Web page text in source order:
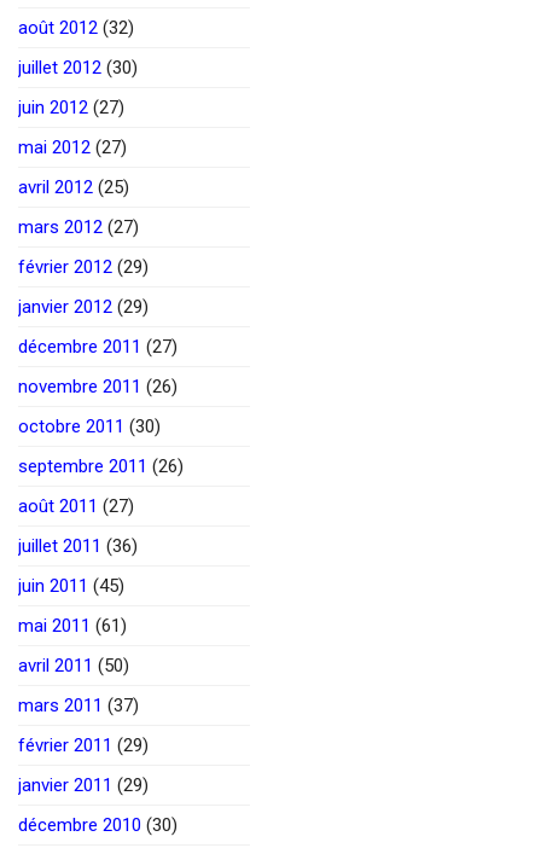
août 2012 (32)
juillet 2012 (30)
juin 2012 (27)
mai 2012 (27)
avril 2012 (25)
mars 2012 (27)
février 2012 (29)
janvier 2012 (29)
décembre 2011 (27)
novembre 2011 (26)
octobre 2011 (30)
septembre 2011 (26)
août 2011 (27)
juillet 2011 (36)
juin 2011 (45)
mai 2011 (61)
avril 2011 (50)
mars 2011 (37)
février 2011 (29)
janvier 2011 (29)
décembre 2010 (30)